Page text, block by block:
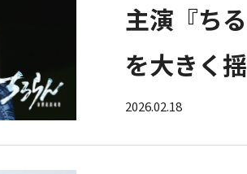
主演『ち
を大きく
2026.02.18